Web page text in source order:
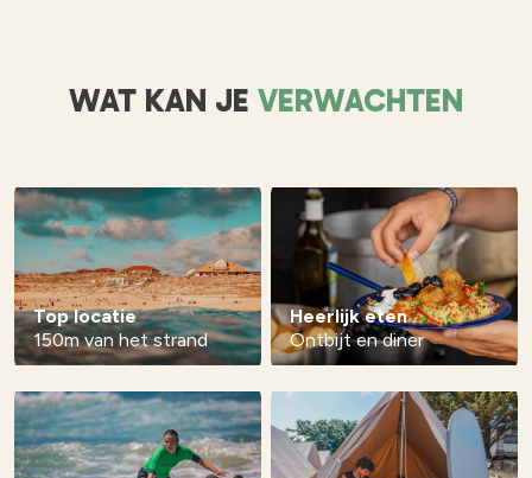
WAT KAN JE VERWACHTEN
Top locatie
150m van het strand
Heerlijk eten
Ontbijt en diner